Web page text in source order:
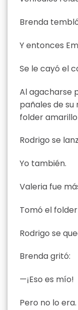
Brenda
Y entonces
Se le cayó el
Al agacharse
pañales de su
folder
Rodrigo se
Yo también.
Valeria fue
Tomó el
Rodrigo se
Brenda gritó:
—¡Eso es mío!
Pero no lo era.